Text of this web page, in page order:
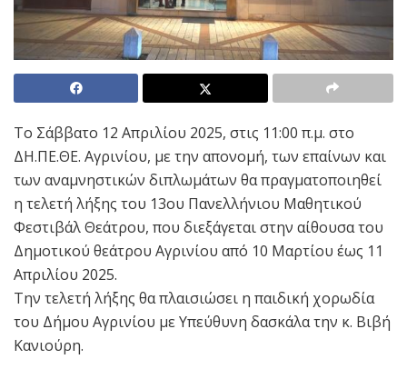
Το Σάββατο 12 Απριλίου 2025, στις 11:00 π.μ. στο
ΔΗ.ΠΕ.ΘΕ. Αγρινίου, με την απονομή, των επαίνων και
των αναμνηστικών διπλωμάτων θα πραγματοποιηθεί
η τελετή λήξης του 13ου Πανελλήνιου Μαθητικού
Φεστιβάλ Θεάτρου, που διεξάγεται στην αίθουσα του
Δημοτικού θεάτρου Αγρινίου από 10 Μαρτίου έως 11
Απριλίου 2025.
Την τελετή λήξης θα πλαισιώσει η παιδική χορωδία
του Δήμου Αγρινίου με Υπεύθυνη δασκάλα την κ. Βιβή
Κανιούρη.